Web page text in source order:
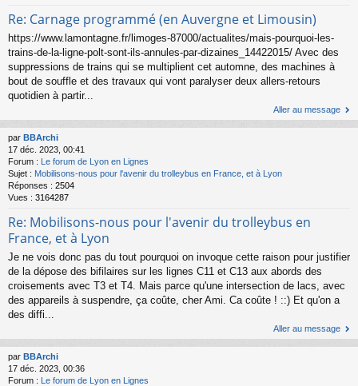
Re: Carnage programmé (en Auvergne et Limousin)
https://www.lamontagne.fr/limoges-87000/actualites/mais-pourquoi-les-
trains-de-la-ligne-polt-sont-ils-annules-par-dizaines_14422015/ Avec des
suppressions de trains qui se multiplient cet automne, des machines à
bout de souffle et des travaux qui vont paralyser deux allers-retours
quotidien à partir...
Aller au message
par BBArchi
17 déc. 2023, 00:41
Forum : Le forum de Lyon en Lignes
Sujet : Mobilisons-nous pour l'avenir du trolleybus en France, et à Lyon
Réponses : 2504
Vues : 3164287
Re: Mobilisons-nous pour l'avenir du trolleybus en
France, et à Lyon
Je ne vois donc pas du tout pourquoi on invoque cette raison pour justifier
de la dépose des bifilaires sur les lignes C11 et C13 aux abords des
croisements avec T3 et T4. Mais parce qu'une intersection de lacs, avec
des appareils à suspendre, ça coûte, cher Ami. Ca coûte ! ::) Et qu'on a
des diffi...
Aller au message
par BBArchi
17 déc. 2023, 00:36
Forum : Le forum de Lyon en Lignes